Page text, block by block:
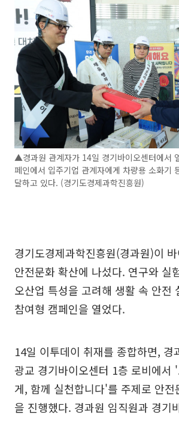
▲경과원 관계자가 14일 경기바이오센터에서
페인에서 입주기업 관계자에게 차량용 소화기
달하고 있다. (경기도경제과학진흥원)
경기도경제과학진흥원(경과원)이
안전문화 확산에 나섰다. 연구와 실
오산업 특성을 고려해 생활 속 안전
참여형 캠페인을 열었다.
14일 이투데이 취재를 종합하면, 경
광교 경기바이오센터 1층 로비에서
게, 함께 실천합니다'를 주제로 안전
을 진행했다. 경과원 임직원과 경기